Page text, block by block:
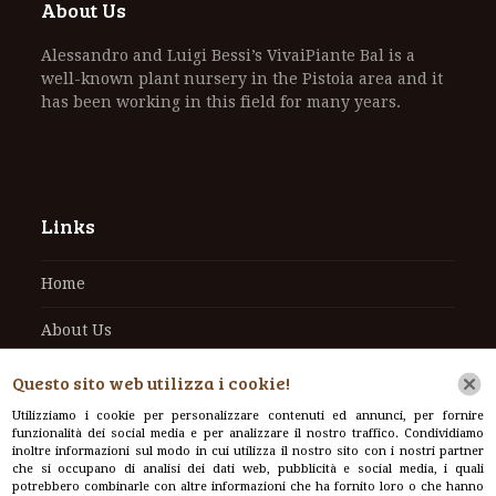
About Us
Alessandro and Luigi Bessi’s VivaiPiante Bal is a
well-known plant nursery in the Pistoia area and it
has been working in this field for many years.
Links
Home
About Us
Contacts
Contacts
Questo sito web utilizza i cookie!
Utilizziamo i cookie per personalizzare contenuti ed annunci, per fornire
funzionalità dei social media e per analizzare il nostro traffico. Condividiamo
inoltre informazioni sul modo in cui utilizza il nostro sito con i nostri partner
che si occupano di analisi dei dati web, pubblicità e social media, i quali
potrebbero combinarle con altre informazioni che ha fornito loro o che hanno